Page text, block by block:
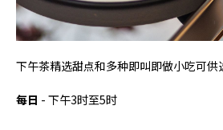
下午茶精选甜点和多种即叫即做小吃可供
每日 - 下午3时至5时